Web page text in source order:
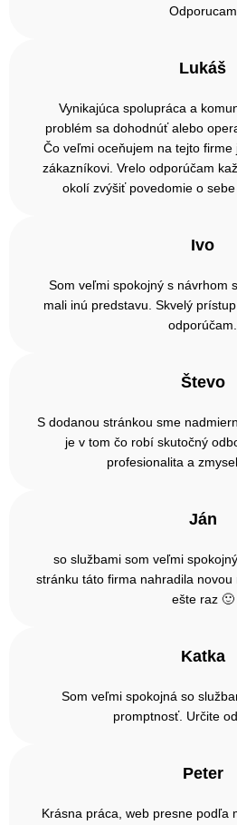
Odporucam
Lukáš
Vynikajúca spolupráca a
problém sa dohodnúť alebo
Čo veľmi oceňujem na tejto
zákazníkovi. Vrelo odporúčam
okolí zvýšiť povedomie o
Ivo
Som veľmi spokojný s návrhom
mali inú predstavu. Skvelý
odporúčam.
Števo
S dodanou stránkou sme
je v tom čo robí skutočný
profesionalita a
Ján
so službami som veľmi
stránku táto firma nahradila
ešte raz 🙂
Katka
Som veľmi spokojná so
promptnosť. Určite
Peter
Krásna práca, web presne podľa